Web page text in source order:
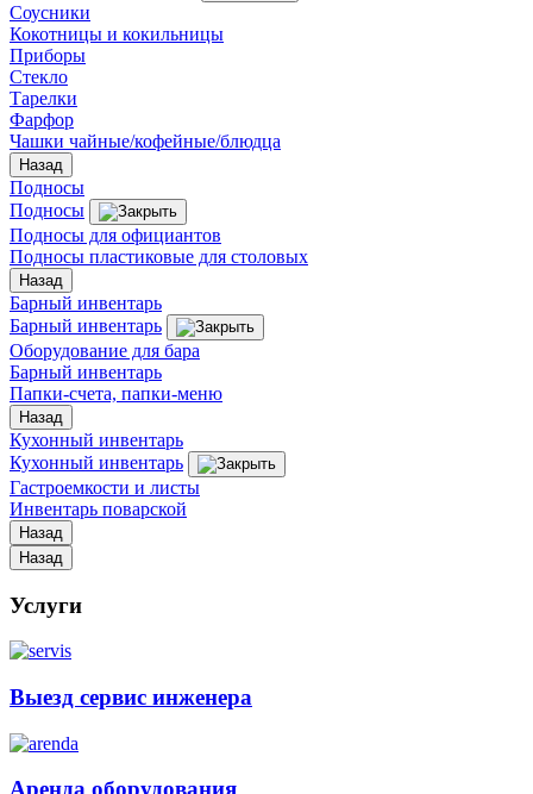
Соусники
Кокотницы и кокильницы
Приборы
Стекло
Тарелки
Фарфор
Чашки чайные/кофейные/блюдца
Назад
Подносы
Подносы
Подносы для официантов
Подносы пластиковые для столовых
Назад
Барный инвентарь
Барный инвентарь
Оборудование для бара
Барный инвентарь
Папки-счета, папки-меню
Назад
Кухонный инвентарь
Кухонный инвентарь
Гастроемкости и листы
Инвентарь поварской
Назад
Назад
Услуги
Выезд сервис инженера